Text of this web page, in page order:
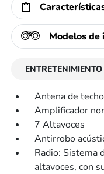
Modelos de
ENTRETENIMIENTO
Antena de
Amplificador
7 Altavoces
Antirrobo
Radio: Sistema
altavoces, con